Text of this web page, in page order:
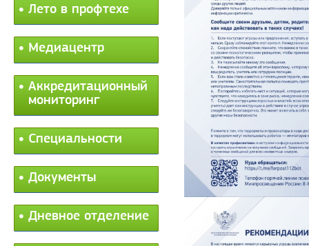
Лето в профтехе
Медиацентр
Аккредитационный
мониторинг
Специальности
Документы
Дневное отделение